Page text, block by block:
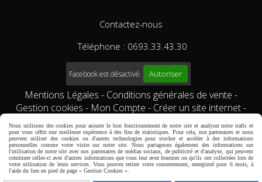
Contactez-nous
Téléphone : 0693.33.43.30
Facebook est désactivé. Autoriser
Mentions Légales
Conditions générales de vente
Gestion cookies
Mon Compte
Créer un site internet
Qui sommes-nous?
Comment commander?
conditions
générales de vente
Nous utilisons des cookies pour assurer le bon fonctionnement de notre site et analyser notre trafic et
pour vous offrir une meilleure expérience à des fins de statistiques. Pour cela, nos partenaires et nous
peuvent utiliser des cookies ou d'autres technologies pour stocker et accéder à des informations
personnelles comme votre visite sur notre site. Nous partageons également des informations sur
l'utilisation de notre site avec nos partenaires de médias sociaux, de publicité et d'analyse, qui peuvent
combiner celles-ci avec d'autres informations que vous leur avez fournies ou qu'ils ont collectées lors de
votre utilisation de leurs services. Vous pouvez retirer votre consentement, enregistré pour 6 mois, à
l'aide du lien en pied de page « Gestion Cookies ».